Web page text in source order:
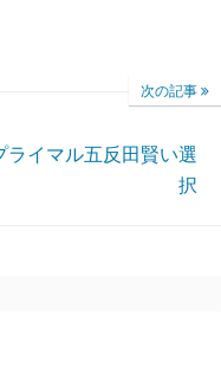
次の記事
ライマル五反田賢い選
択